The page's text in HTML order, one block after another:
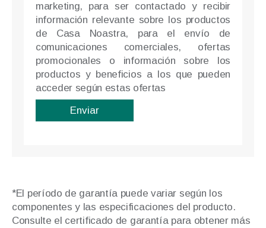
marketing, para ser contactado y recibir
información relevante sobre los productos
de Casa Noastra, para el envío de
comunicaciones comerciales, ofertas
promocionales o información sobre los
productos y beneficios a los que pueden
acceder según estas ofertas
*El período de garantía puede variar según los
componentes y las especificaciones del producto.
Consulte el certificado de garantía para obtener más